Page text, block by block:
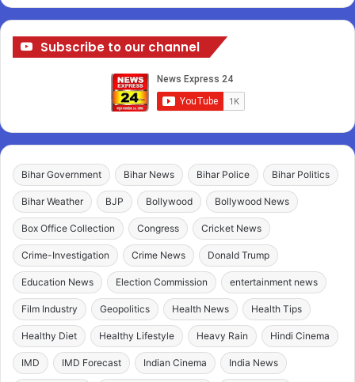
Subscribe to our channel
Bihar Government Bihar News Bihar Police Bihar Politics
Bihar Weather BJP Bollywood Bollywood News
Box Office Collection Congress Cricket News
Crime-Investigation Crime News Donald Trump
Education News Election Commission entertainment news
Film Industry Geopolitics Health News Health Tips
Healthy Diet Healthy Lifestyle Heavy Rain Hindi Cinema
IMD IMD Forecast Indian Cinema India News